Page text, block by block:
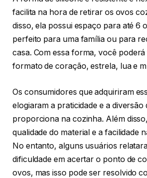
facilita na hora de retirar os ovos
disso, ela possui espaço para até 6
perfeito para uma família ou para
casa. Com essa forma, você
formato de coração, estrela, lua e
Os consumidores que adquiriram
elogiaram a praticidade e a diversão
proporciona na cozinha. Além
qualidade do material e a facilidade
No entanto, alguns usuários
dificuldade em acertar o ponto de
ovos, mas isso pode ser resolvido